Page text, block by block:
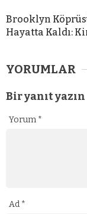
Brooklyn
Hayatta Kaldı:
YORUMLAR
Bir yanıt yazın
Yorum *
Ad *